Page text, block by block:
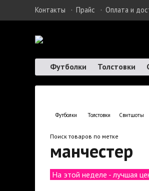
Контакты · Прайс · Оплата и
Футболки Толстовки
Футболки Толстовки Свитшоты
Поиск товаров по метке
манчестер
На этой неделе - лучшая